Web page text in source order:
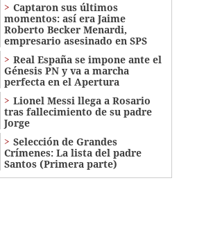
Captaron sus últimos
momentos: así era Jaime
Roberto Becker Menardi​​​,
empresario asesinado en SPS
Real España se impone ante el
Génesis PN y va a marcha
perfecta en el Apertura
Lionel Messi llega a Rosario
tras fallecimiento de su padre
Jorge
Selección de Grandes
Crímenes: La lista del padre
Santos (Primera parte)